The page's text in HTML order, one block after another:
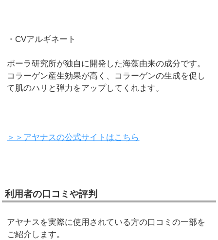
・CVアルギネート
ポーラ研究所が独自に開発した海藻由来の成分です。
コラーゲン産生効果が高く、コラーゲンの生成を促し
て肌のハリと弾力をアップしてくれます。
＞＞アヤナスの公式サイトはこちら
利用者の口コミや評判
アヤナスを実際に使用されている方の口コミの一部を
ご紹介します。